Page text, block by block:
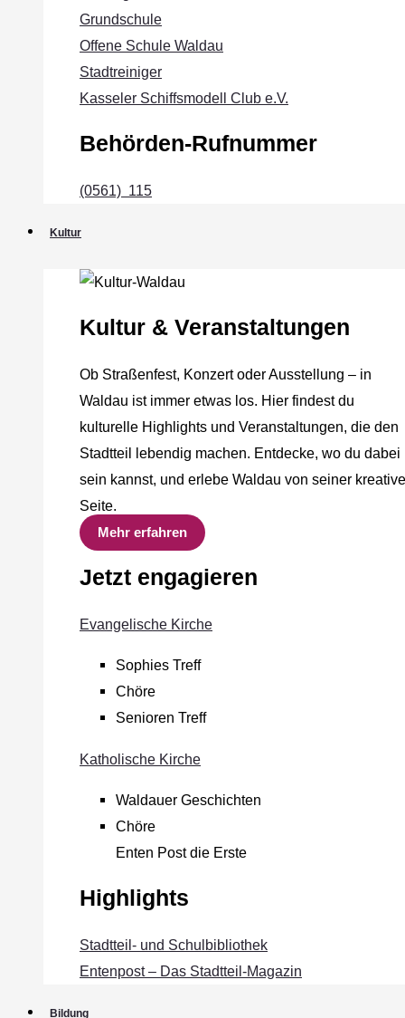
Grundschule
Offene Schule Waldau
Stadtreiniger
Kasseler Schiffsmodell Club e.V.
Behörden-Rufnummer
(0561) 115
Kultur
Kultur & Veranstaltungen
Ob Straßenfest, Konzert oder Ausstellung – in
Waldau ist immer etwas los. Hier findest du
kulturelle Highlights und Veranstaltungen, die den
Stadtteil lebendig machen. Entdecke, wo du dabei
sein kannst, und erlebe Waldau von seiner
Seite.
Mehr erfahren
Jetzt engagieren
Evangelische Kirche
Sophies Treff
Chöre
Senioren Treff
Katholische Kirche
Waldauer Geschichten
Chöre
Enten Post die Erste
Highlights
Stadtteil- und Schulbibliothek
Entenpost – Das Stadtteil-Magazin
Bildung